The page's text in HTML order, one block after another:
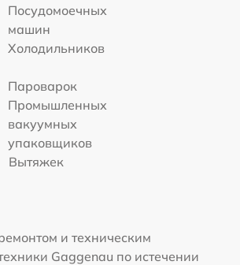
Посудомоечных
машин
Холодильников
Пароварок
Промышленных
вакуумных
упаковщиков
Вытяжек
и техническим
Gaggenau по истечении